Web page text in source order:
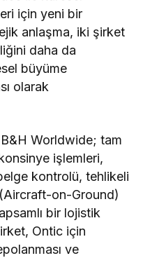
için yeni bir
anlaşma, iki şirket
daha da
büyüme
olarak
Worldwide; tam
işlemleri,
kontrolü, tehlikeli
(Aircraft-on-Ground)
bir lojistik
Ontic için
ve